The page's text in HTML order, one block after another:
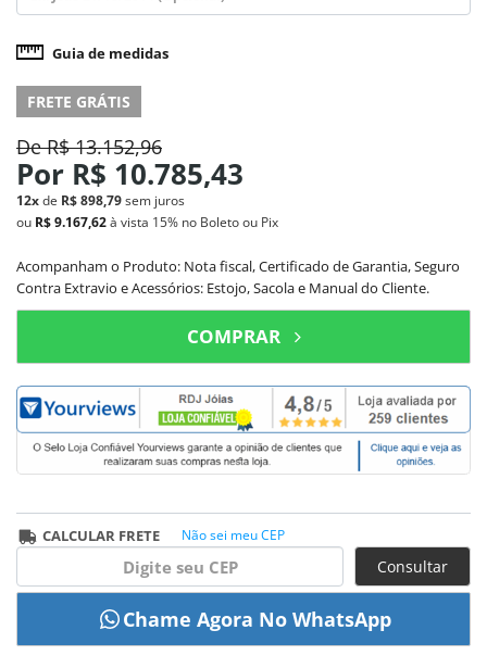
Guia de medidas
FRETE GRÁTIS
DeR$ 13.152,96
Por R$ 10.785,43
12xde R$ 898,79sem juros
ou R$ 9.167,62à vista 15% no Boleto ou Pix
Acompanham o Produto: Nota fiscal, Certificado de Garantia, Seguro
Contra Extravio e Acessórios: Estojo, Sacola e Manual do Cliente.
COMPRAR
CALCULAR FRETE Não sei meu CEP
Consultar